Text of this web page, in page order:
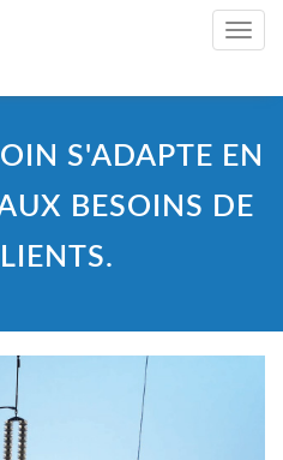
Toggle
S'ADAPTE EN
BESOINS DE